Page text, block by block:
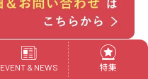
EVENT & NEWS 特集